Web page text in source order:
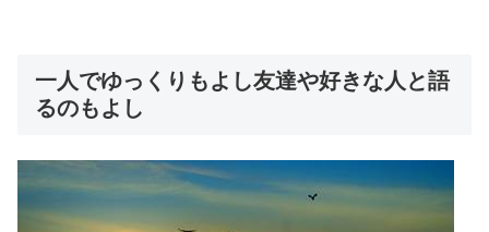
一人でゆっくりもよし友達や好きな人と語
るのもよし